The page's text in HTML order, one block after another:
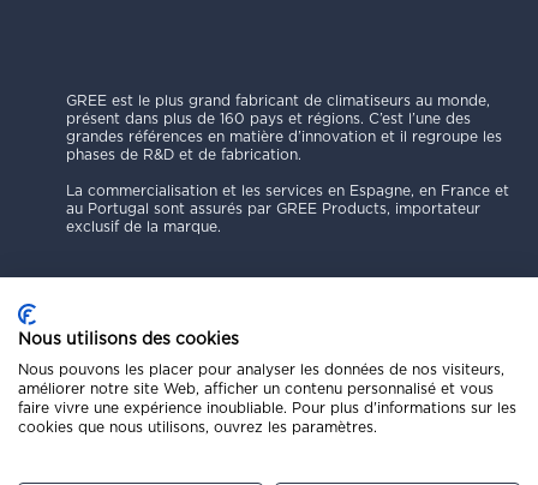
GREE est le plus grand fabricant de climatiseurs au monde,
présent dans plus de 160 pays et régions. C’est l’une des
grandes références en matière d’innovation et il regroupe les
phases de R&D et de fabrication.
La commercialisation et les services en Espagne, en France et
au Portugal sont assurés par GREE Products, importateur
exclusif de la marque.
Politique de confidentialité
Mentions légales
Code éthique
Canal de signalement
Nous utilisons des cookies
Nous pouvons les placer pour analyser les données de nos visiteurs,
améliorer notre site Web, afficher un contenu personnalisé et vous
faire vivre une expérience inoubliable. Pour plus d'informations sur les
cookies que nous utilisons, ouvrez les paramètres.